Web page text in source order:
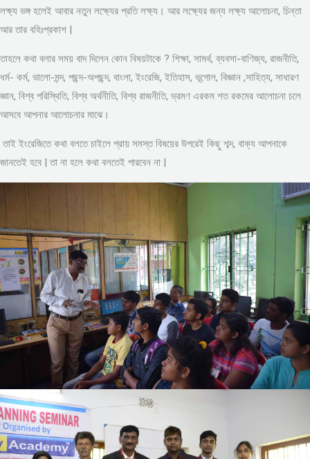
লক্ষ্য ভঙ্গ হলেই আবার নতুন লক্ষ্যের প্রতি লক্ষ্য। আর লক্ষ্যের জন্য লক্ষ্য আলোচনা, চিন্তা
আর তার বহিঃপ্রকাশ |
তাহলে কথা বলার সময় বাদ দিলেন কোন বিষয়টাকে ? শিক্ষা, সামর্থ, ব্যবসা-বাণিজ্য, রাজনীতি,
ধর্ম- কর্ম, ভালো-মন্দ, পছন্দ-অপছন্দ, বাংলা, ইংরেজি, ইতিহাস, ভূগোল, বিজ্ঞান ,সাহিত্য, সাধারণ
জ্ঞান, বিশ্ব পরিস্থিতি, বিশ্ব অর্থনীতি, বিশ্ব রাজনীতি, ভ্রমণ এরকম শত রকমের আলোচনা চলে
আসবে আপনার আলোচনার মাঝে।
তাই ইংরেজিতে কথা বলতে চাইলে প্রায় সমস্ত বিষয়ের উপরেই কিছু শব্দ, বাক্য আপনাকে
জানতেই হবে | তা না হলে কথা বলতেই পারবেন না |